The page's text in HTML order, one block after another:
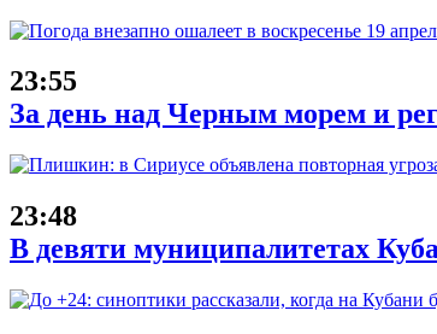
23:55
За день над Черным морем и
23:48
В девяти муниципалитетах